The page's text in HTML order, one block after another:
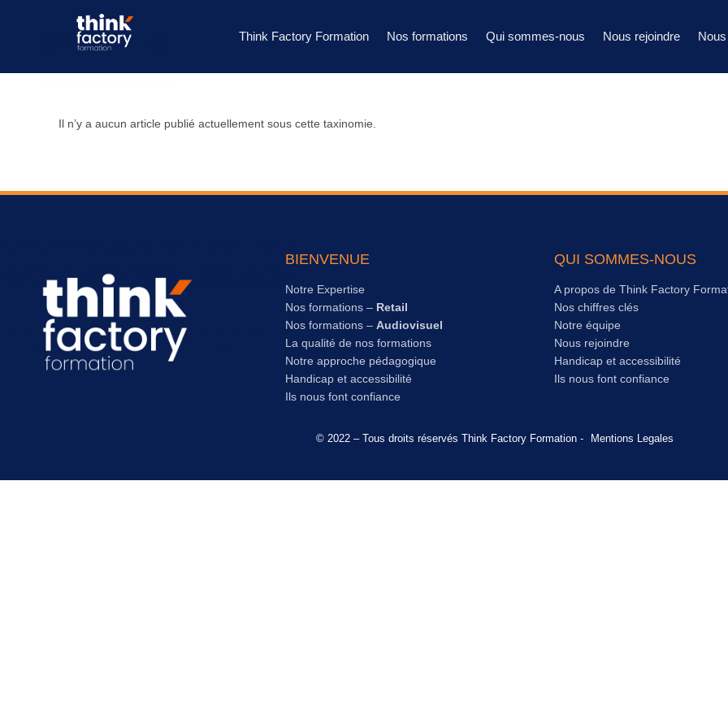
Think Factory Formation Nos formations Qui sommes-nous Nous rejoindre
Il n’y a aucun article publié actuellement sous cette taxinomie.
BIENVENUE
Notre Expertise
Nos formations – Retail
Nos formations – Audiovisuel
La qualité de nos formations
Notre approche pédagogique
Handicap et accessibilité
Ils nous font confiance
QUI SOMMES-NOUS
A propos de Think Factory
Nos chiffres clés
Notre équipe
Nous rejoindre
Handicap et accessibilité
Ils nous font confiance
© 2022 – Tous droits réservés Think Factory Formation - Mentions Legales